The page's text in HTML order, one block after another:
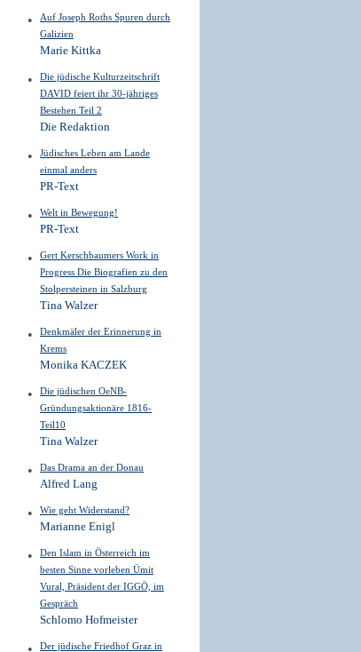
Auf Joseph Roths Spuren durch
Galizien
Marie Kittka
Die jüdische Kulturzeitschrift
DAVID feiert ihr 30-jähriges
Bestehen Teil 2
Die Redaktion
Jüdisches Leben am Lande
einmal anders
PR-Text
Welt in Bewegung!
PR-Text
Gert Kerschbaumers Work in
Progress Die Biografien zu den
Stolpersteinen in Salzburg
Tina Walzer
Denkmäler der Erinnerung in
Krems
Monika KACZEK
Die jüdischen OeNB-
Gründungsaktionäre 1816-
Teil10
Tina Walzer
Das Drama an der Donau
Alfred Lang
Wie geht ­Widerstand?
Marianne Enigl
Den Islam in Österreich im
besten Sinne vorleben Ümit
Vural, Präsident der IGGÖ, im
Gespräch
Schlomo Hofmeister
Der jüdische Friedhof Graz in